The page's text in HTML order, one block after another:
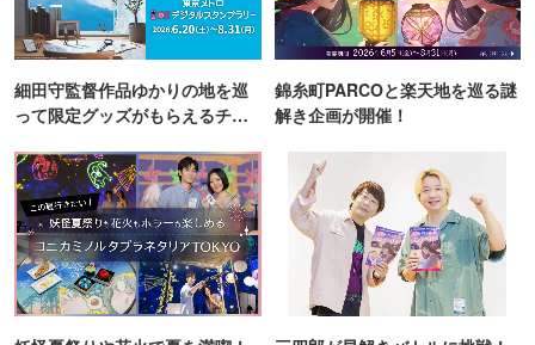
細田守監督作品ゆかりの地を巡
って限定グッズがもらえるチャ
錦糸町PARCOと楽天地を巡る謎
解き企画が開催！